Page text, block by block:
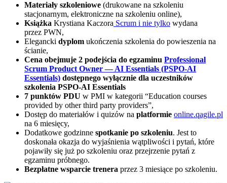
Materiały szkoleniowe (drukowane na szkoleniu
stacjonarnym, elektroniczne na szkoleniu online),
Książka Krystiana Kaczora Scrum i nie tylko wydana
przez PWN,
Elegancki dyplom ukończenia szkolenia do powieszenia na
ścianie,
Cena obejmuje 2 podejścia do egzaminu Professional
Scrum Product Owner — AI Essentials (PSPO-AI
Essentials) dostępnego wyłącznie dla uczestników
szkolenia PSPO-AI Essentials
7 punktów PDU w PMI w kategorii “Education courses
provided by other third party providers”,
Dostęp do materiałów i quizów na platformie online.qagile.pl
na 6 miesięcy,
Dodatkowe godzinne spotkanie po szkoleniu. Jest to
doskonała okazja do wyjaśnienia wątpliwości i pytań, które
pojawiły się już po szkoleniu oraz przejrzenie pytań z
egzaminu próbnego.
Bezpłatne wsparcie trenera przez 3 miesiące po szkoleniu.